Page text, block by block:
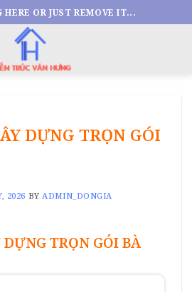
OR JUST REMOVE IT...
DỰNG TRỌN GÓI
2026 BY ADMIN_DONGIA
TRỌN GÓI BÀ